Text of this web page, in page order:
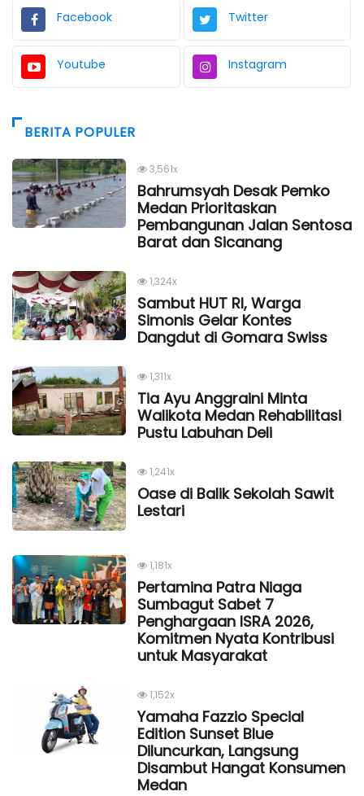
Facebook Twitter
Youtube Instagram
BERITA POPULER
3,561x
Bahrumsyah Desak Pemko
Medan Prioritaskan
Pembangunan Jalan Sentosa
Barat dan Sicanang
1,324x
Sambut HUT RI, Warga
Simonis Gelar Kontes
Dangdut di Gomara Swiss
1,311x
Tia Ayu Anggraini Minta
Walikota Medan Rehabilitasi
Pustu Labuhan Deli
1,241x
Oase di Balik Sekolah Sawit
Lestari
1,181x
Pertamina Patra Niaga
Sumbagut Sabet 7
Penghargaan ISRA 2026,
Komitmen Nyata Kontribusi
untuk Masyarakat
1,152x
Yamaha Fazzio Special
Edition Sunset Blue
Diluncurkan, Langsung
Disambut Hangat Konsumen
Medan